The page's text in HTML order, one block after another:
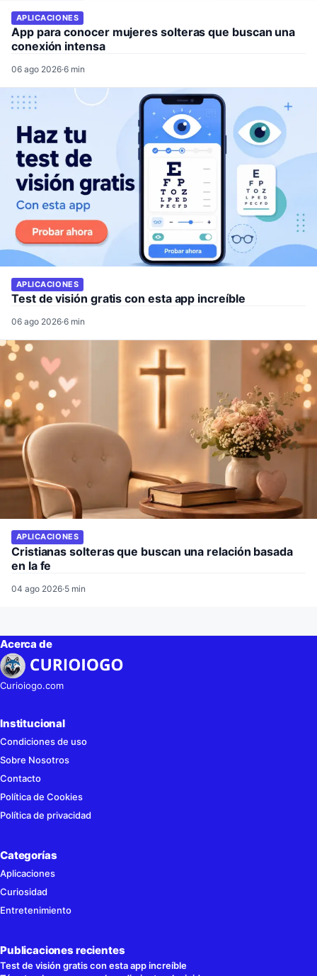
APLICACIONES
App para conocer mujeres solteras que buscan una
conexión intensa
06 ago 2026·6 min
APLICACIONES
Test de visión gratis con esta app increíble
06 ago 2026·6 min
APLICACIONES
Cristianas solteras que buscan una relación basada
en la fe
04 ago 2026·5 min
Acerca de
Curioiogo.com
Institucional
Condiciones de uso
Sobre Nosotros
Contacto
Política de Cookies
Política de privacidad
Categorías
Aplicaciones
Curiosidad
Entretenimiento
Publicaciones recientes
Test de visión gratis con esta app increíble